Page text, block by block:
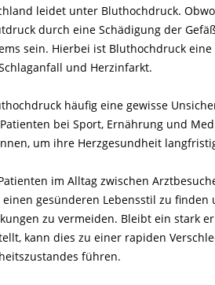
leidet unter Bluthochdruck.
durch eine Schädigung der
sein. Hierbei ist Bluthochdruck
und Herzinfarkt.
häufig eine gewisse
bei Sport, Ernährung und
um ihre Herzgesundheit
im Alltag zwischen
gesünderen Lebensstil zu
zu vermeiden. Bleibt ein stark
kann dies zu einer rapiden
führen.